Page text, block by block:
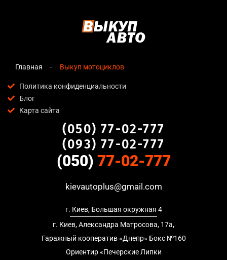
Главная Выкуп мотоциклов
Политика конфиденциальности
Блог
Карта сайта
(050) 77-02-777
(093) 77-02-777
(050) 77-02-777
kievautoplus@gmail.com
г. Киев, Большая окружная 4
г. Киев, Александра Матросова, 17а,
Гаражный кооператив «Днепр» Бокс №160
Ориентир «Печерские Липки